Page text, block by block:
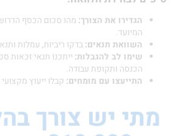
הגדירו את הצורך:מהו סכום הכסף הדרוש לכם
השוואת תנאים:בדקו ריביות, עמלות ותנאי החזר
שימו לב להגבלות: ייתכנו תנאי זכאות ספציפיים,
הכנסה ותקופת עבודה.
התייעצו עם מומחים:קבלו ייעוץ מקצועי לפני
יש צורך